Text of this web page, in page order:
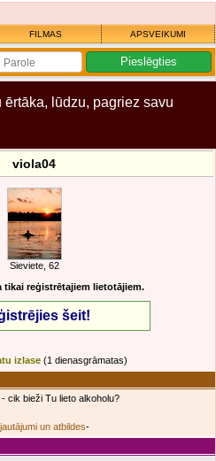
FILMAS APSVEIKUMI
ērtāka, lūdzu, pagriez savu
viola04
Sieviete, 62
tikai reģistrētajiem lietotājiem.
šeit!
izlase (1 dienasgrāmatas)
cik bieži Tu lieto alkoholu?
un atbildes-